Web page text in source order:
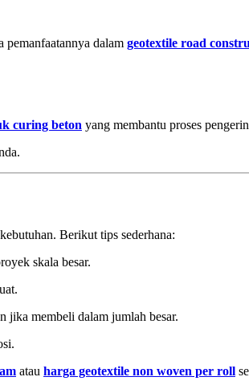
dalam geotextile road
curing beton yang membantu proses
Berikut tips sederhana:
skala besar.
jika membeli dalam jumlah besar.
atau harga geotextile non woven per roll